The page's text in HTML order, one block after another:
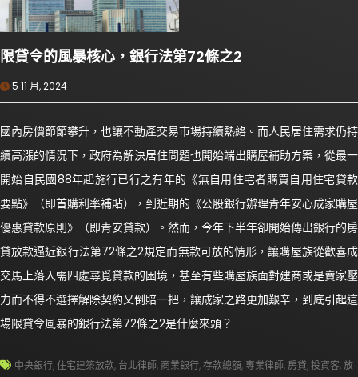
限貸令的風暴核心，銀行法第72條之2
5 11 月, 2024
國內房價節節攀升，也讓不動產交易市場持續熱絡。而人民居住需求仍持
續高漲的情況下，政府為解決居住問題也開始端出購屋補助方案，從最一
開始自民國88年起施行已行之有年的《無自用住宅者購買自用住宅貸款
要點》（即首購利率補貼），到近期的《公股銀行辦理青年安心成家購屋
優惠貸款原則》（即青安貸款）。然而，今年下半年卻開始傳出銀行的房
貸放款逼近銀行法第72條之2規定而無款可放的情形，讓購屋族從歡喜成
交馬上落入需四處尋覓貸款的困境，甚至有些購屋族面對建商或是賣家壓
力而不得不選擇解除契約又倒賠一把，讓成家之路更加艱辛，到底引起這
場限貸令風暴的銀行法第72條之2是什麼來頭？
中央銀行,住宅建築放款, 台北律師, 商業銀行,存款總額,專業律師, 房貸,投資客,放